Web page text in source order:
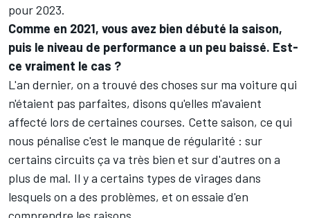
pour 2023.
Comme en 2021, vous avez bien débuté la saison,
puis le niveau de performance a un peu baissé. Est-
ce vraiment le cas ?
L'an dernier, on a trouvé des choses sur ma voiture qui
n'étaient pas parfaites, disons qu'elles m'avaient
affecté lors de certaines courses. Cette saison, ce qui
nous pénalise c'est le manque de régularité : sur
certains circuits ça va très bien et sur d'autres on a
plus de mal. Il y a certains types de virages dans
lesquels on a des problèmes, et on essaie d'en